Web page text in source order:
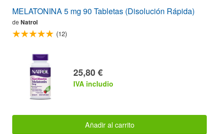
MELATONINA 5 mg 90 Tabletas (Disolución Rápida)
de Natrol
(12)
25,80 €
IVA includio
Añadir al carrito